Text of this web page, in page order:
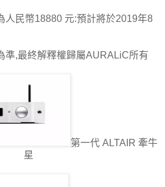
人民幣18880 元:預計將於2019年8
準,最終解釋權歸屬AURALiC所有
第一代 ALTAIR 牽牛
星